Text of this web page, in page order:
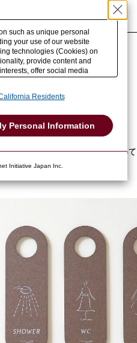
such as unique personal
your use of our website
technologies (Cookies) on
provide content and
offer social media
information to/with our
data shared by us with other
or that they have collected
other websites to analyze and
by us. Please click
out preference signal, then it
or share preference
Residents
Personal Information
Initiative Japan Inc.
」ドアサ
会社）
酵素温浴サロンのドアサインについて